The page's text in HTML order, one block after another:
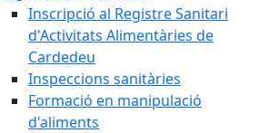
Inscripció al Registre Sanitari
d'Activitats Alimentàries de
Cardedeu
Inspeccions sanitàries
Formació en manipulació
d'aliments